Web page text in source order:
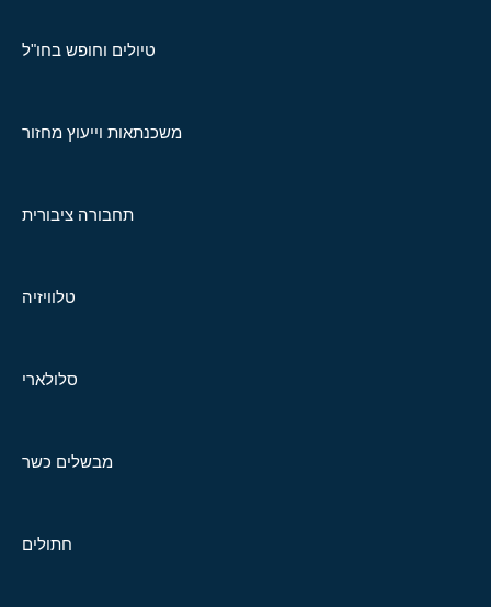
טיולים וחופש בחו"ל
משכנתאות וייעוץ מחזור
תחבורה ציבורית
טלוויזיה
סלולארי
מבשלים כשר
חתולים